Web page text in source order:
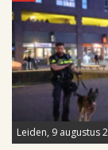
Leiden, 9 augustus